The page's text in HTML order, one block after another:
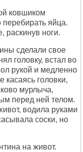
ковшиком
яйца.
раскинув ноги.
сделали свое
головку, встал во
рукой и медленно
касаясь головки,
мурлыча,
перед ней телом.
водила руками
соски, но
на живот.